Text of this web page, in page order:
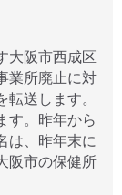
大阪市西成区
業所廃止に対
送します。
す。昨年から
は、昨年末に
阪市の保健所